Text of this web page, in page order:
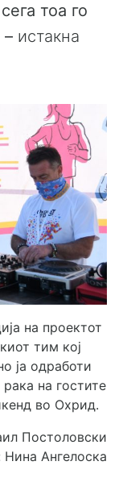
тоа го
– истакна
на проектот
тим кој
ја одработи
на гостите
во Охрид.
Постоловски
Нина Ангелоска